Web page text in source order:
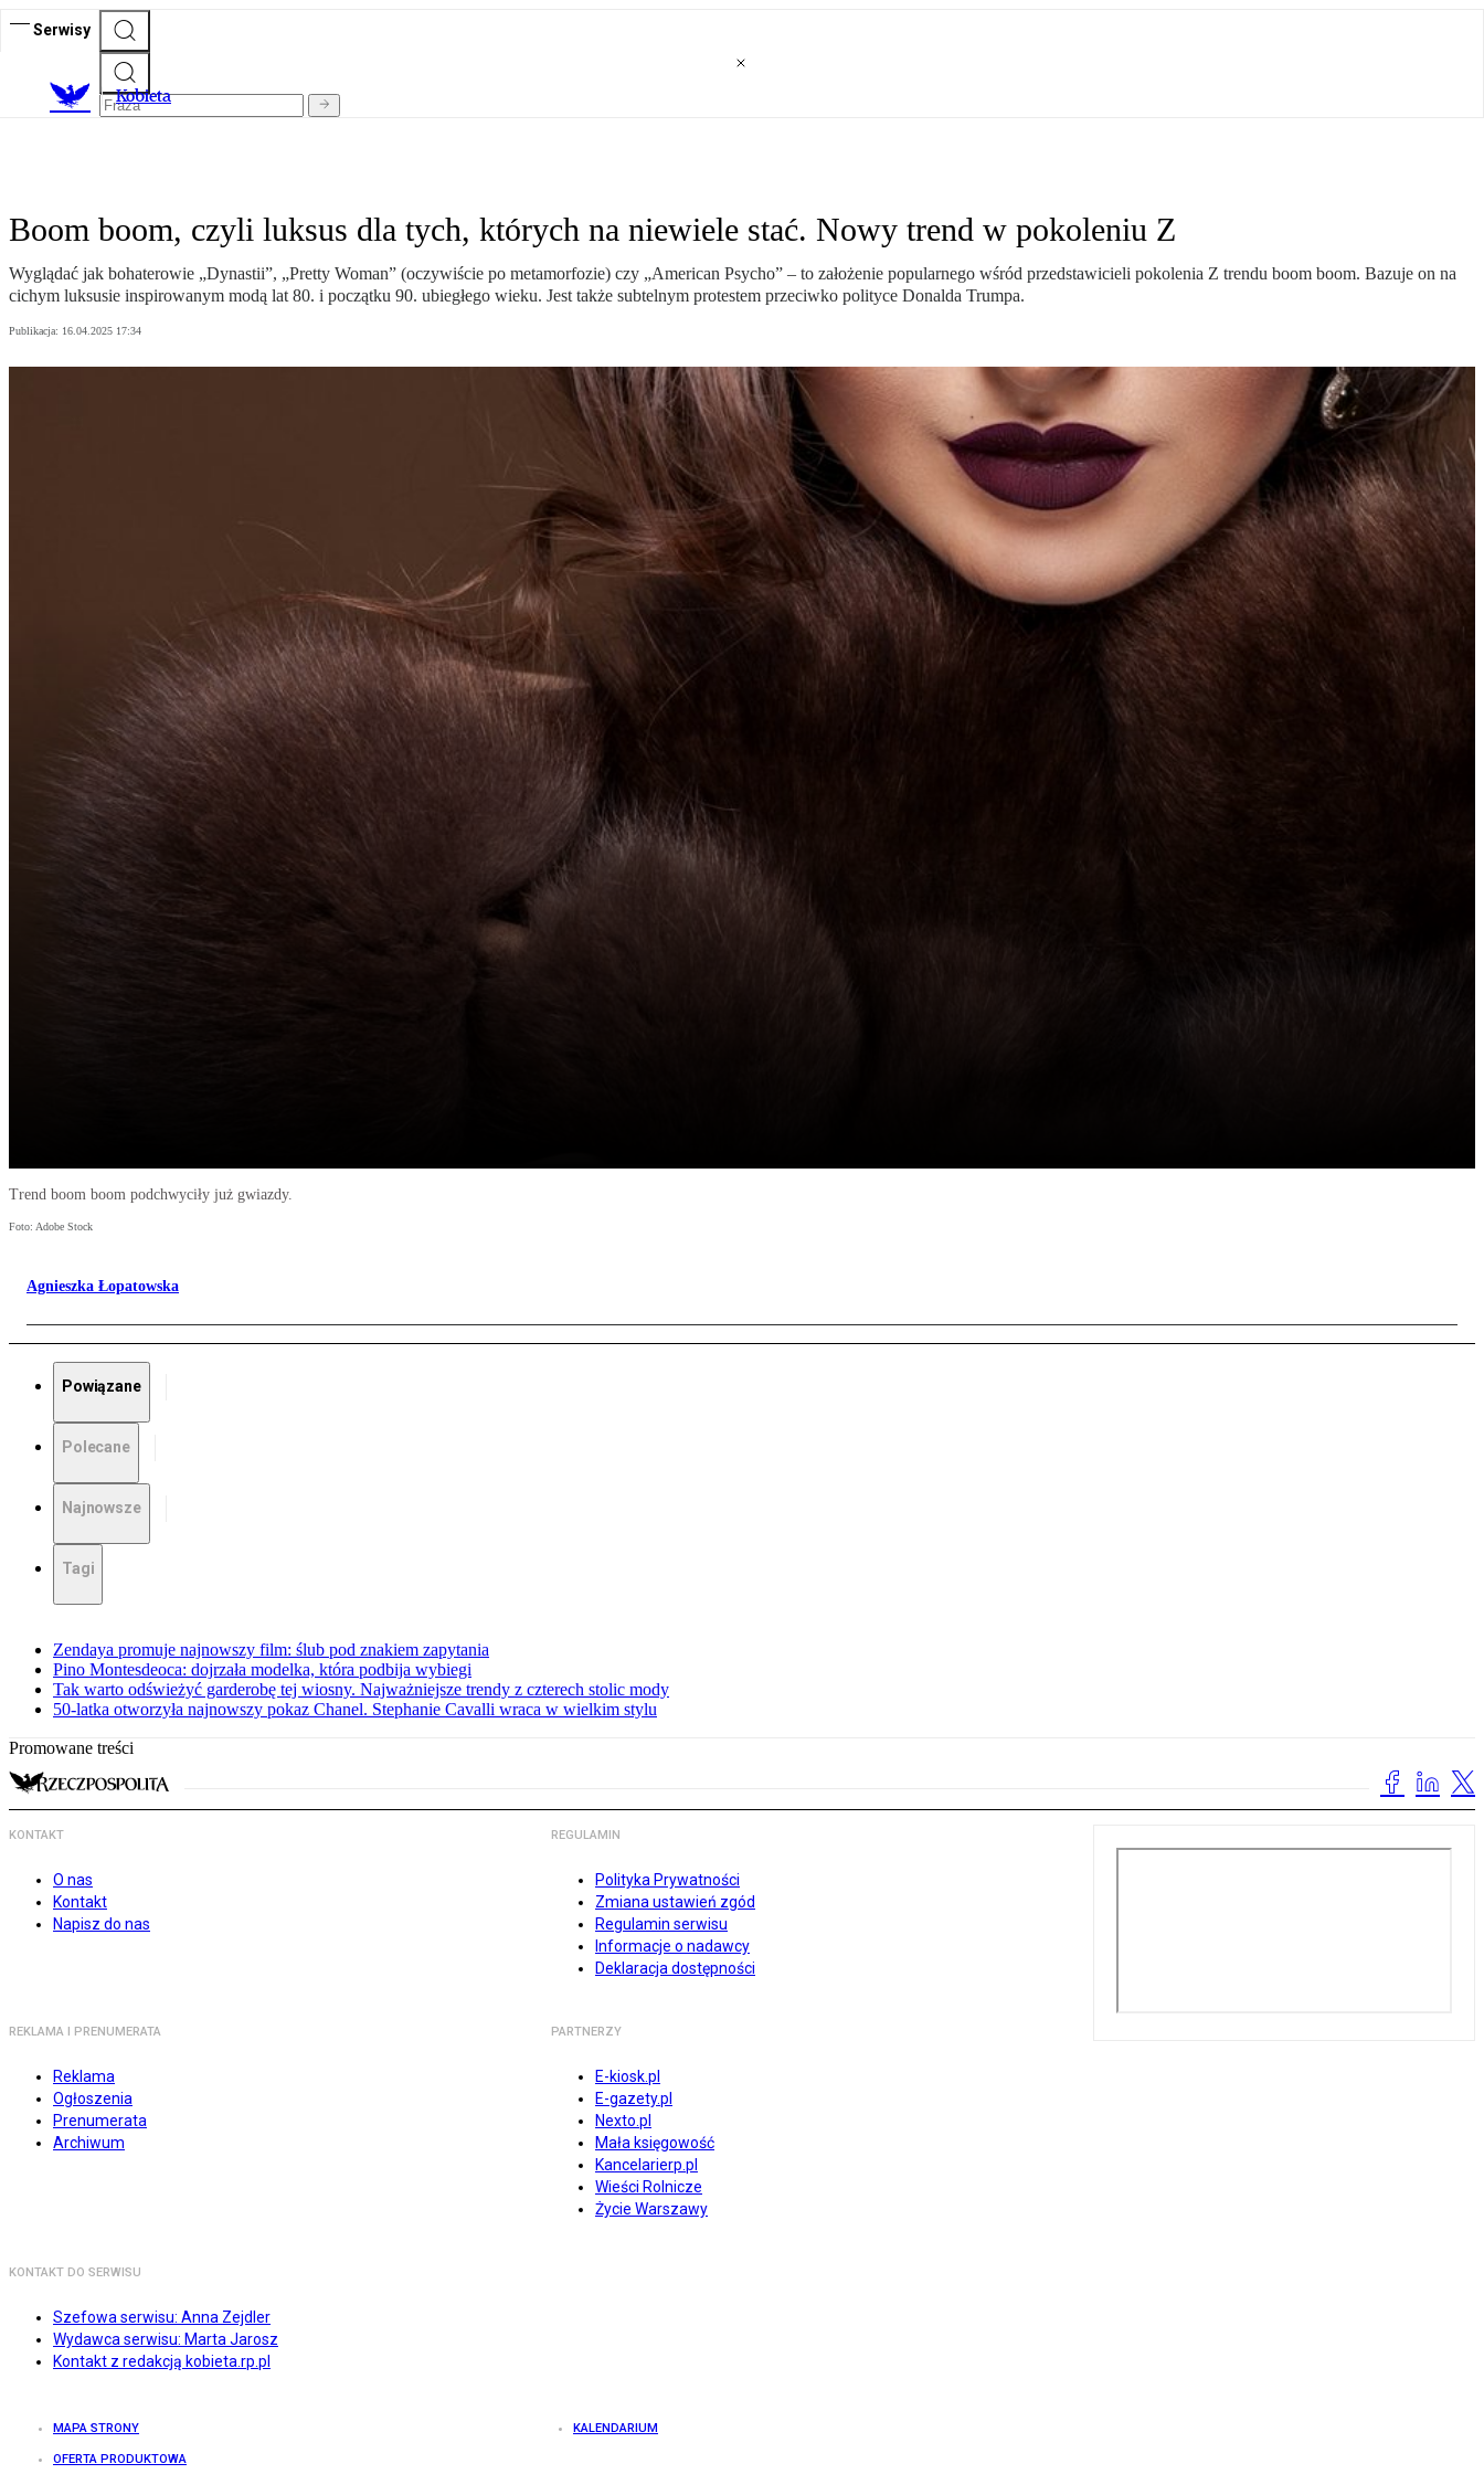
Serwisy
Kobieta
Boom boom, czyli luksus dla tych, których na niewiele stać. Nowy trend w pokoleniu Z
Wyglądać jak bohaterowie „Dynastii”, „Pretty Woman” (oczywiście po metamorfozie) czy „American Psycho” – to założenie popularnego wśród przedstawicieli pokolenia Z trendu boom boom. Bazuje on na
cichym luksusie inspirowanym modą lat 80. i początku 90. ubiegłego wieku. Jest także subtelnym protestem przeciwko polityce Donalda Trumpa.
Publikacja: 16.04.2025 17:34
Trend boom boom podchwyciły już gwiazdy.
Foto: Adobe Stock
Agnieszka Łopatowska
Powiązane
Polecane
Najnowsze
Tagi
Zendaya promuje najnowszy film: ślub pod znakiem zapytania
Pino Montesdeoca: dojrzała modelka, która podbija wybiegi
Tak warto odświeżyć garderobę tej wiosny. Najważniejsze trendy z czterech stolic mody
50-latka otworzyła najnowszy pokaz Chanel. Stephanie Cavalli wraca w wielkim stylu
Promowane treści
KONTAKT
O nas
Kontakt
Napisz do nas
REGULAMIN
Polityka Prywatności
Zmiana ustawień zgód
Regulamin serwisu
Informacje o nadawcy
Deklaracja dostępności
REKLAMA I PRENUMERATA
Reklama
Ogłoszenia
Prenumerata
Archiwum
PARTNERZY
E-kiosk.pl
E-gazety.pl
Nexto.pl
Mała księgowość
Kancelarierp.pl
Wieści Rolnicze
Życie Warszawy
KONTAKT DO SERWISU
Szefowa serwisu: Anna Zejdler
Wydawca serwisu: Marta Jarosz
Kontakt z redakcją kobieta.rp.pl
MAPA STRONY KALENDARIUM
OFERTA PRODUKTOWA